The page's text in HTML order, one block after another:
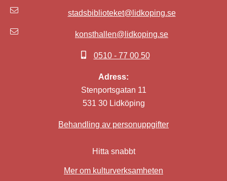
stadsbiblioteket@lidkoping.se
konsthallen@lidkoping.se
0510 - 77 00 50
Adress:
Stenportsgatan 11
531 30 Lidköping
Behandling av personuppgifter
Hitta snabbt
Mer om kulturverksamheten